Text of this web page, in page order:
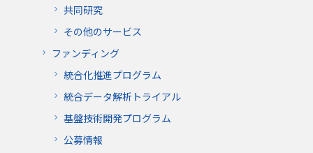
共同研究
その他のサービス
ファンディング
統合化推進プログラム
統合データ解析トライアル
基盤技術開発プログラム
公募情報